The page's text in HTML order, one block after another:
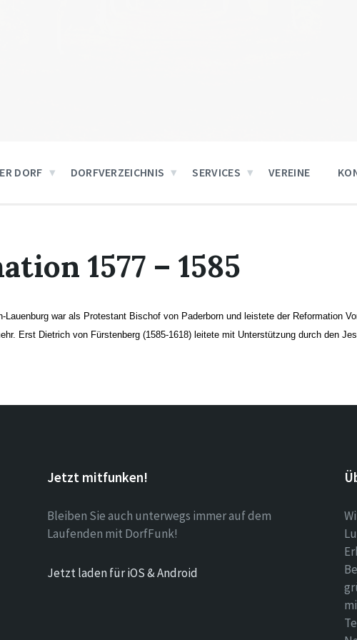
DORF DORFVERZEICHNIS SERVICES VEREINE
1577 – 1585
Lauenburg war als Protestant Bischof von Paderborn und leistete der Reformation
Erst Dietrich von Fürstenberg (1585-1618) leitete mit Unterstützung durch den
Jetzt mitfunken!
Bleiben Sie auch unterwegs immer auf dem
Laufenden mit DorfFunk!
Jetzt laden für iOS & Android